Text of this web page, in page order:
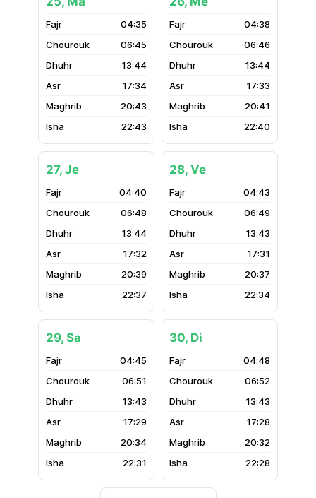
04:35
06:45
13:44
17:34
20:43
22:43
04:38
06:46
13:44
17:33
20:41
22:40
27, Je
04:40
06:48
13:44
17:32
20:39
22:37
28, Ve
04:43
06:49
13:43
17:31
20:37
22:34
29, Sa
04:45
06:51
13:43
17:29
20:34
22:31
30, Di
04:48
06:52
13:43
17:28
20:32
22:28